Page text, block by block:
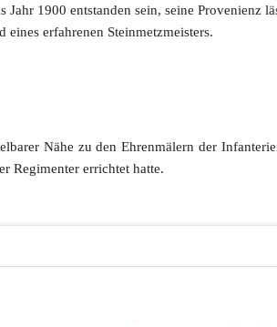
Jahr 1900 entstanden sein, seine Provenienz
erfahrenen Steinmetzmeisters.
Nähe zu den Ehrenmälern der
Regimenter errichtet hatte.